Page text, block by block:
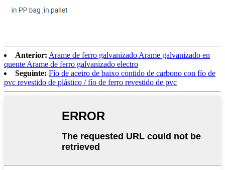
Anterior: Arame de ferro galvanizado Arame galvanizado en
quente Arame de ferro galvanizado electro
Seguinte: Fío de aceiro de baixo contido de carbono con fío de
pvc revestido de plástico / fío de ferro revestido de pvc